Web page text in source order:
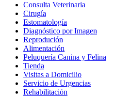
Consulta Veterinaria
Cirugía
Estomatología
Diagnóstico por Imagen
Reprodución
Alimentación
Peluquería Canina y Felina
Tienda
Visitas a Domicilio
Servicio de Urgencias
Rehabilitación